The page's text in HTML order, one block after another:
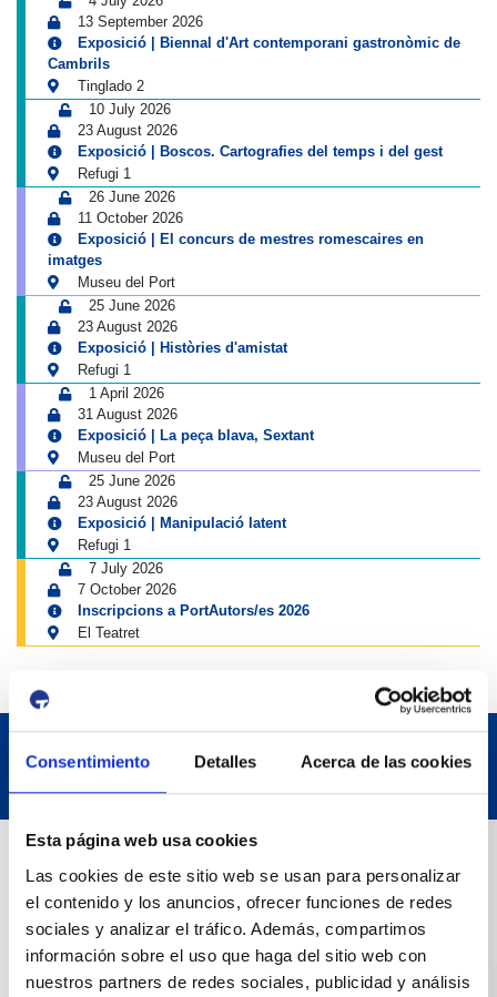
Consentimiento Detalles Acerca de las cookies
Esta página web usa cookies
Las cookies de este sitio web se usan para personalizar
el contenido y los anuncios, ofrecer funciones de redes
sociales y analizar el tráfico. Además, compartimos
información sobre el uso que haga del sitio web con
nuestros partners de redes sociales, publicidad y análisis
13 September 2026
Exposició | Biennal d'Art contemporani gastronòmic de
Cambrils
Tinglado 2
10 July 2026
23 August 2026
Exposició | Boscos. Cartografies del temps i del gest
Refugi 1
26 June 2026
11 October 2026
Exposició | El concurs de mestres romescaires en
imatges
Museu del Port
25 June 2026
23 August 2026
Exposició | Històries d'amistat
Refugi 1
1 April 2026
31 August 2026
Exposició | La peça blava, Sextant
Museu del Port
25 June 2026
23 August 2026
Exposició | Manipulació latent
Refugi 1
7 July 2026
7 October 2026
Inscripcions a PortAutors/es 2026
El Teatret
Contact
Adreça
Passeig de l'Escullera s/n, 43004 Tarragona